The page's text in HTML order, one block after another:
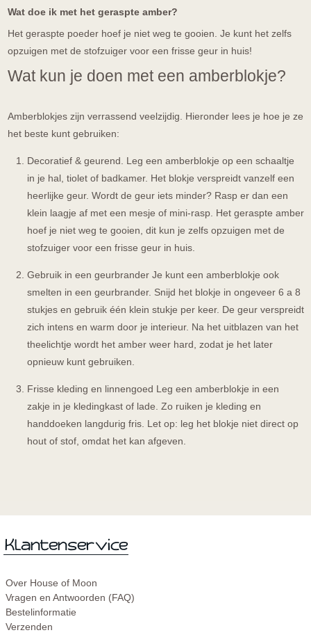
Wat doe ik met het geraspte amber?
Het geraspte poeder hoef je niet weg te gooien. Je kunt het zelfs
opzuigen met de stofzuiger voor een frisse geur in huis!
Wat kun je doen met een amberblokje?
Amberblokjes zijn verrassend veelzijdig. Hieronder lees je hoe je ze
het beste kunt gebruiken:
Decoratief & geurend. Leg een amberblokje op een schaaltje
in je hal, tiolet of badkamer. Het blokje verspreidt vanzelf een
heerlijke geur. Wordt de geur iets minder? Rasp er dan een
klein laagje af met een mesje of mini-rasp. Het geraspte amber
hoef je niet weg te gooien, dit kun je zelfs opzuigen met de
stofzuiger voor een frisse geur in huis.
Gebruik in een geurbrander Je kunt een amberblokje ook
smelten in een geurbrander. Snijd het blokje in ongeveer 6 a 8
stukjes en gebruik één klein stukje per keer. De geur verspreidt
zich intens en warm door je interieur. Na het uitblazen van het
theelichtje wordt het amber weer hard, zodat je het later
opnieuw kunt gebruiken.
Frisse kleding en linnengoed Leg een amberblokje in een
zakje in je kledingkast of lade. Zo ruiken je kleding en
handdoeken langdurig fris. Let op: leg het blokje niet direct op
hout of stof, omdat het kan afgeven.
Over House of Moon
Vragen en Antwoorden (FAQ)
Bestelinformatie
Verzenden